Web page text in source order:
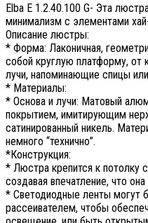
Elba E 1.2.40.100 G- Эта
минимализм с элементами
Описание люстры:
* Форма: Лаконичная,
собой круглую платформу, от
лучи, напоминающие спицы
* Материалы:
* Основа и лучи: Матовый
покрытием, имитирующим
сатинированный никель.
немного “технично”.
*Конструкция:
* Люстра крепится к потолку
создавая впечатление, что она
* Светодиодные ленты могут
рассеивателем, чтобы